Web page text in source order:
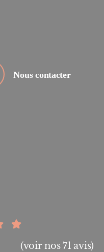
Nous contacter
(voir nos 71 avis)